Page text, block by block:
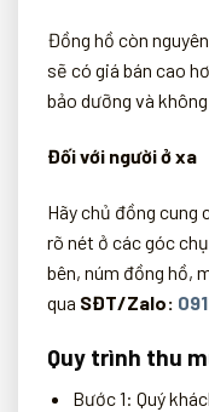
Đồng hồ còn
sẽ có giá bán cao
bảo dưỡng và
Đối với người ở xa
Hãy chủ đồng cung
rõ nét ở các góc
bên, núm đồng hồ,
qua SĐT/Zalo:
Quy trình thu
Bước 1: Quý